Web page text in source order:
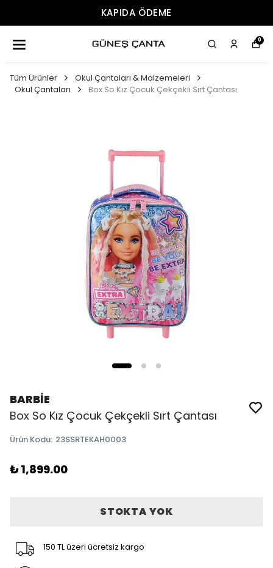
0
Tüm Ürünler
Okul Çantaları & Malzemeleri
Okul Çantaları
Box So Kız Çocuk Çekçekli Sırt Çantası
BARBİE
Box So Kız Çocuk Çekçekli Sırt Çantası
Ürün Kodu: 23SSRTEKAH0003
₺ 1,899.00
STOKTA YOK
150 TL üzeri ücretsiz kargo